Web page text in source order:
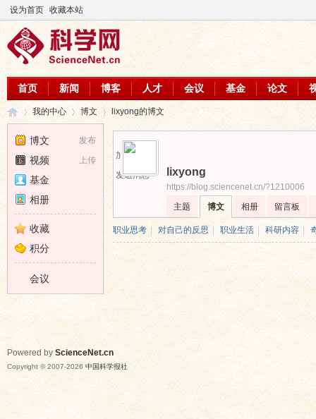
设为首页 收藏本站
首页 新闻 博客 人才 会议 基金 论文
›
我的中心 博文 lixyong的博文
加为好友
发送消息
lixyong
https://blog.sciencenet.cn/?1210006
主题
博文 相册 留言板
职业思考 对自己的反思 职业生活 科研内容
发布
博文
上传
视频
基金
相册
收藏
积分
会议
Powered by ScienceNet.cn
Copyright © 2007-2026 中国科学报社